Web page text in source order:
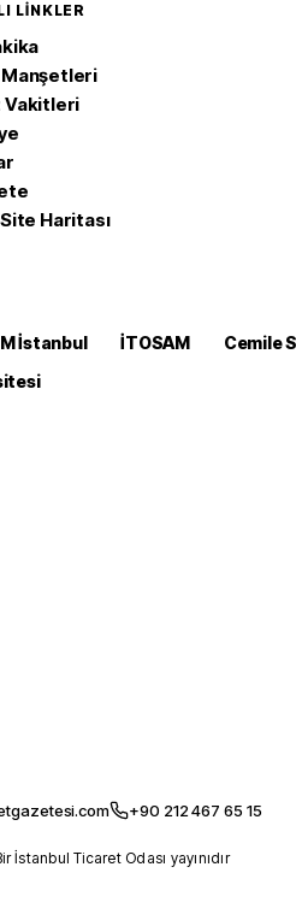
LINKLER
Manşetleri
Vakitleri
Haritası
İstanbul İTOSAM Cemile
+90 212 467 65 15
İstanbul Ticaret Odası yayınıdır